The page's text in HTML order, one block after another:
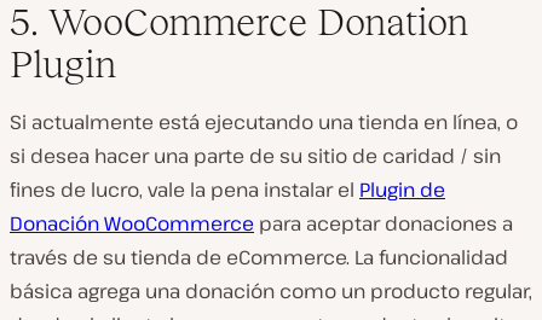
5. WooCommerce Donation
Plugin
Si actualmente está ejecutando una tienda en línea, o
si desea hacer una parte de su sitio de caridad / sin
fines de lucro, vale la pena instalar el Plugin de
Donación WooCommerce para aceptar donaciones a
través de su tienda de eCommerce. La funcionalidad
básica agrega una donación como un producto regular,